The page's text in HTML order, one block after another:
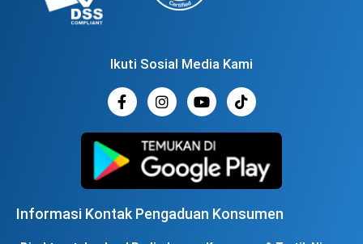
Ikuti Sosial Media Kami
Informasi Kontak Pengaduan Konsumen